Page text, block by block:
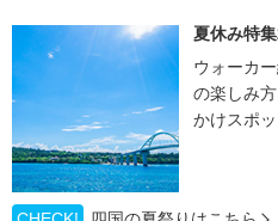
夏休み特集
ウォーカ
の楽しみ
かけスポ